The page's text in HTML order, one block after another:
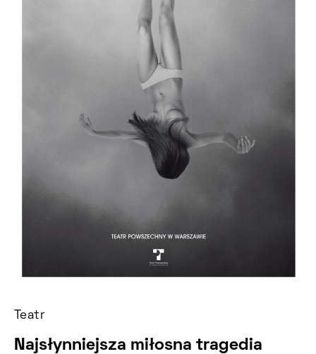
Teatr
Najsłynniejsza miłosna tragedia